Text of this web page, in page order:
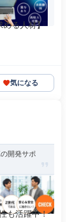
人材】
気になる
開発サポ
も活躍中！